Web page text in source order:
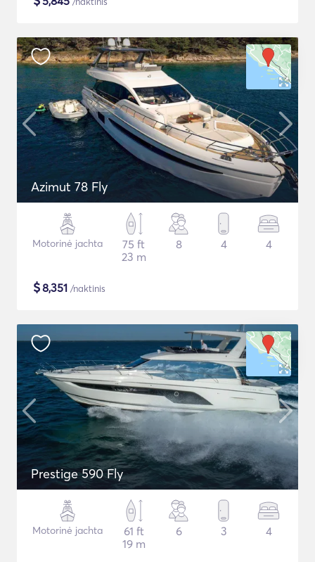
Azimut 78 Fly
Motorinė jachta
75 ft
23 m
8 4 4
$8,351 /naktinis
Prestige 590 Fly
Motorinė jachta
61 ft
19 m
6 3 4